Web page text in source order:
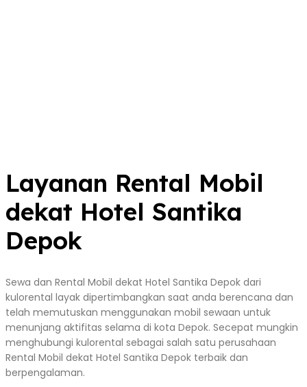
Layanan Rental Mobil
dekat Hotel Santika
Depok
Sewa dan Rental Mobil dekat Hotel Santika Depok dari
kulorental layak dipertimbangkan saat anda berencana dan
telah memutuskan menggunakan mobil sewaan untuk
menunjang aktifitas selama di kota Depok. Secepat mungkin
menghubungi kulorental sebagai salah satu perusahaan
Rental Mobil dekat Hotel Santika Depok terbaik dan
berpengalaman.